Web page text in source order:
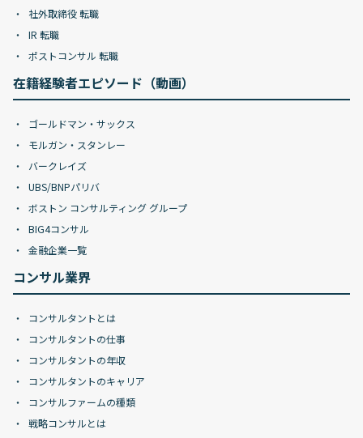
社外取締役 転職
IR 転職
ポストコンサル 転職
在籍経験者エピソード（動画）
ゴールドマン・サックス
モルガン・スタンレー
バークレイズ
UBS/BNPパリバ
ボストン コンサルティング グループ
BIG4コンサル
金融企業一覧
コンサル業界
コンサルタントとは
コンサルタントの仕事
コンサルタントの年収
コンサルタントのキャリア
コンサルファームの種類
戦略コンサルとは